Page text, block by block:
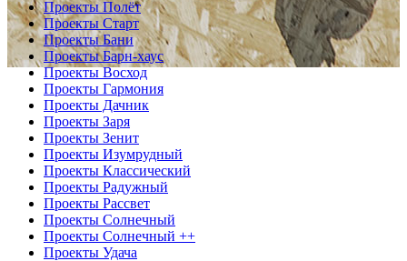
Проекты Полёт
Проекты Старт
Проекты Бани
Проекты Барн-хаус
Проекты Восход
Проекты Гармония
Проекты Дачник
Проекты Заря
Проекты Зенит
Проекты Изумрудный
Проекты Классический
Проекты Радужный
Проекты Рассвет
Проекты Солнечный
Проекты Солнечный ++
Проекты Удача